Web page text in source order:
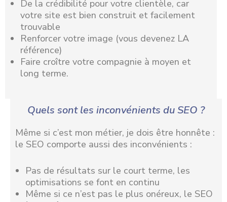
De la crédibilité pour votre clientèle, car
votre site est bien construit et facilement
trouvable
Renforcer votre image (vous devenez LA
référence)
Faire croître votre compagnie à moyen et
long terme.
Quels sont les inconvénients du SEO ?
Même si c’est mon métier, je dois être honnête :
le SEO comporte aussi des inconvénients :
Pas de résultats sur le court terme, les
optimisations se font en continu
Même si ce n’est pas le plus onéreux, le SEO